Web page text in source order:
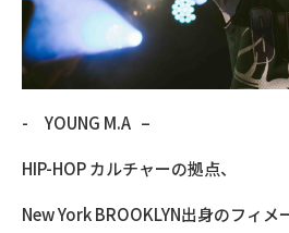
- YOUNG M.A –
HIP-HOP カルチャーの拠点、
New York BROOKLYN出身のフィメ